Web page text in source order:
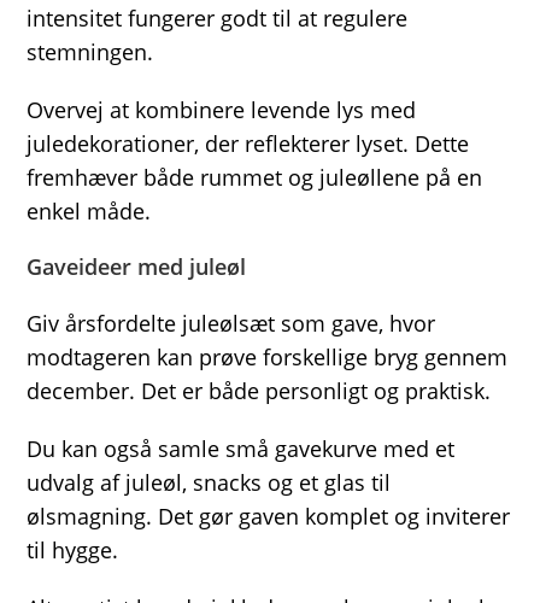
intensitet fungerer godt til at regulere
stemningen.
Overvej at kombinere levende lys med
juledekorationer, der reflekterer lyset. Dette
fremhæver både rummet og juleøllene på en
enkel måde.
Gaveideer med juleøl
Giv årsfordelte juleølsæt som gave, hvor
modtageren kan prøve forskellige bryg gennem
december. Det er både personligt og praktisk.
Du kan også samle små gavekurve med et
udvalg af juleøl, snacks og et glas til
ølsmagning. Det gør gaven komplet og inviterer
til hygge.